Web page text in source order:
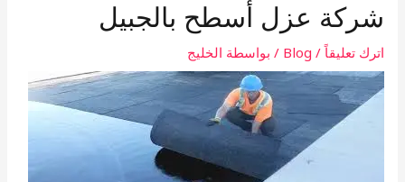
شركة عزل أسطح بالجبيل
اترك تعليقاً /
Blog / بواسطة الخليج